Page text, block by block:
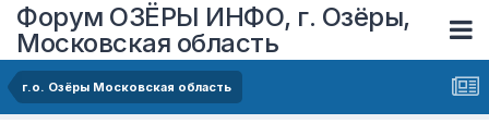
Форум ОЗЁРЫ ИНФО, г. Озёры,
Московская область
г.о. Озёры Московская область